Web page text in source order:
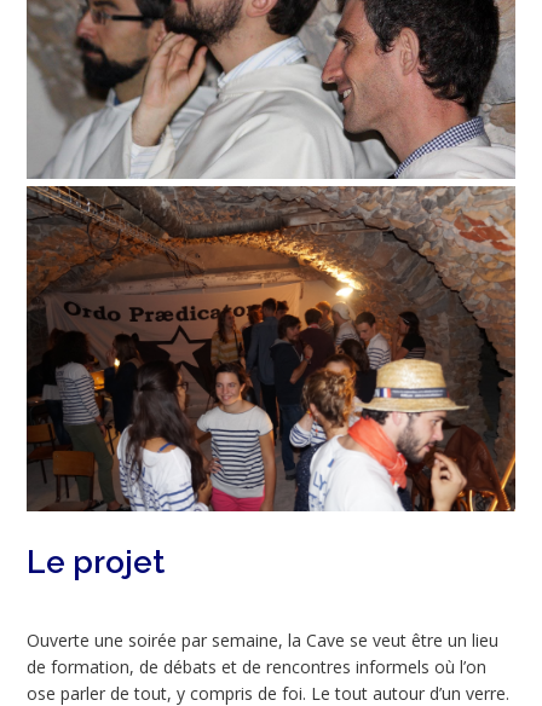
Le projet
Ouverte une soirée par semaine, la Cave se veut être un lieu
de formation, de débats et de rencontres informels où l’on
ose parler de tout, y compris de foi. Le tout autour d’un verre.